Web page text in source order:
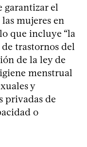
garantizar el
mujeres en
que incluye “la
trastornos del
de la ley de
menstrual
y
privadas de
o